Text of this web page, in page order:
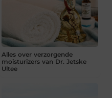
Alles over verzorgende
moisturizers van Dr. Jetske
Ultee